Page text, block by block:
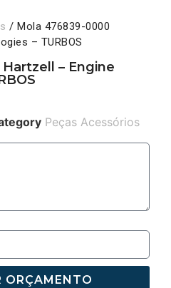
/ Mola 476839-0000
– TURBOS
– Engine
Peças Acessórios
ORÇAMENTO